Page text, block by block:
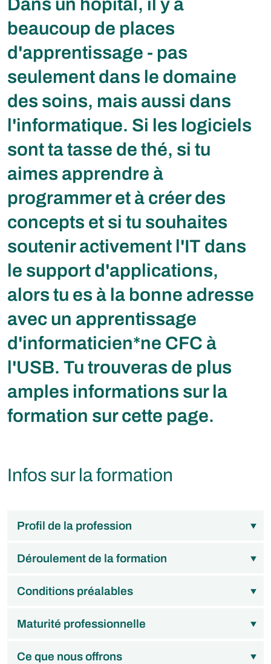
Dans un hôpital, il y a
beaucoup de places
d'apprentissage - pas
seulement dans le domaine
des soins, mais aussi dans
l'informatique. Si les logiciels
sont ta tasse de thé, si tu
aimes apprendre à
programmer et à créer des
concepts et si tu souhaites
soutenir activement l'IT dans
le support d'applications,
alors tu es à la bonne adresse
avec un apprentissage
d'informaticien*ne CFC à
l'USB. Tu trouveras de plus
amples informations sur la
formation sur cette page.
Infos sur la formation
Profil de la profession
Déroulement de la formation
Conditions préalables
Maturité professionnelle
Ce que nous offrons